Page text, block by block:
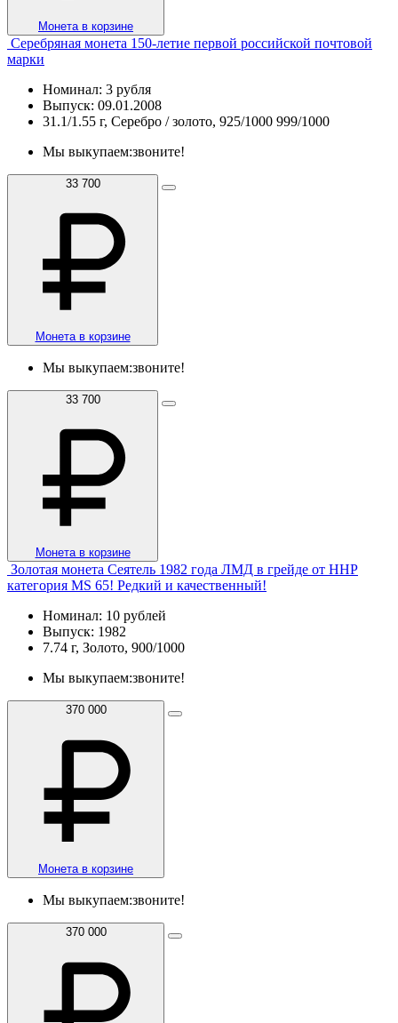
Монета в корзине
Серебряная монета 150-летие первой российской почтовой
марки
Номинал: 3 рубля
Выпуск: 09.01.2008
31.1/1.55 г, Серебро / золото, 925/1000 999/1000
Мы выкупаем:звоните!
33 700
Монета в корзине
Мы выкупаем:звоните!
33 700
Монета в корзине
Золотая монета Сеятель 1982 года ЛМД в грейде от ННР
категория MS 65! Редкий и качественный!
Номинал: 10 рублей
Выпуск: 1982
7.74 г, Золото, 900/1000
Мы выкупаем:звоните!
370 000
Монета в корзине
Мы выкупаем:звоните!
370 000